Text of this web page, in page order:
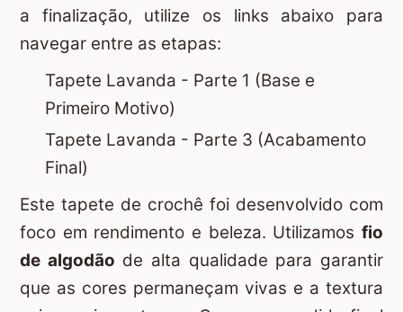
a finalização, utilize os links abaixo para
navegar entre as etapas:
Tapete Lavanda - Parte 1 (Base e
Primeiro Motivo)
Tapete Lavanda - Parte 3 (Acabamento
Final)
Este tapete de crochê foi desenvolvido com
foco em rendimento e beleza. Utilizamos fio
de algodão de alta qualidade para garantir
que as cores permaneçam vivas e a textura